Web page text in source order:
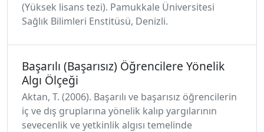
(Yüksek lisans tezi). Pamukkale Üniversitesi
Sağlık Bilimleri Enstitüsü, Denizli.
Başarılı (Başarısız) Öğrencilere Yönelik
Algı Ölçeği
Aktan, T. (2006). Başarılı ve başarısız öğrencilerin
iç ve dış gruplarına yönelik kalıp yargılarının
sevecenlik ve yetkinlik algısı temelinde